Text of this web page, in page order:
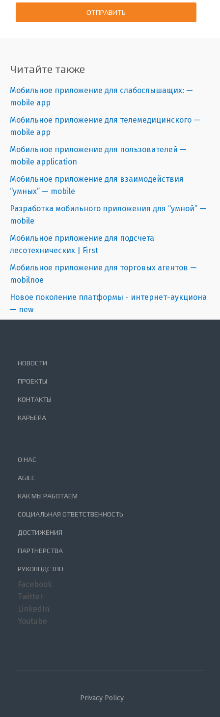
ОТПРАВИТЬ
Читайте также
Мобильное приложение для слабослышащих: —
mobile app
Мобильное приложение для телемедицинского —
mobile app
Мобильное приложение для пользователей —
mobile application
Мобильное приложение для взаимодействия
“умных” — mobile
Разработка мобильного приложения для “умной” —
mobile
Мобильное приложение для подсчета
лесотехнических | First
Мобильное приложение для торговых агентов —
mobilnoe
Новое поколение платформы - интернет-аукциона
— new
НОВОСТИ
ПРОЕКТЫ
КОНТАКТЫ
КАРЬЕРА
О НАС
AGILE
КАК МЫ РАБОТАЕМ
СОЦИАЛЬНАЯ ОТВЕТСТВЕННОСТЬ
ДОСТИЖЕНИЯ
ПАРТНЕРСТВА
РУКОВОДСТВО
Facebook
Twitter
LinkedIn
Youtube
Privacy Policy